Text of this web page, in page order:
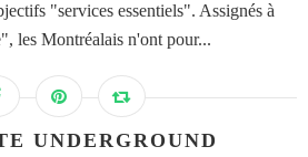
"services essentiels". Assignés à
les Montréalais n'ont pour...
UNDERGROUND